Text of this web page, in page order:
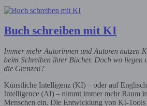
Buch schreiben mit KI
Immer mehr Autorinnen und Autoren nutzen
beim Schreiben ihrer Bücher. Doch wo liegen
die Grenzen?
Künstliche Intelligenz (KI) – oder auf
Intelligence (AI) – nimmt immer mehr Raum
Menschen ein. Die Entwicklung von KI-Tools